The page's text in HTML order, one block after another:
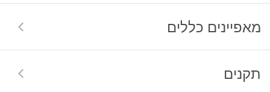
מאפיינים כללים
תקנים